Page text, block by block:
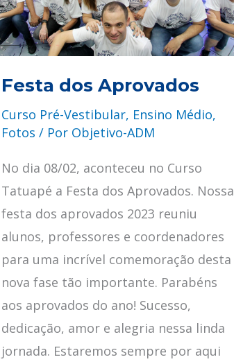
Festa dos Aprovados
Curso Pré-Vestibular, Ensino Médio,
Fotos / Por Objetivo-ADM
No dia 08/02, aconteceu no Curso
Tatuapé a Festa dos Aprovados. Nossa
festa dos aprovados 2023 reuniu
alunos, professores e coordenadores
para uma incrível comemoração desta
nova fase tão importante. Parabéns
aos aprovados do ano! Sucesso,
dedicação, amor e alegria nessa linda
jornada. Estaremos sempre por aqui